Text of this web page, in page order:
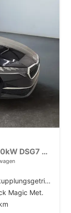
Selection 1.5 eTSI mHEV 150PS/110kW DSG7 2026 +AHK+3-ZONE+RFK+KESSY+EL.HECK+BHZ. LENKRAD
Doppelkupplungsgetriebe (DSG)
Magic Met.